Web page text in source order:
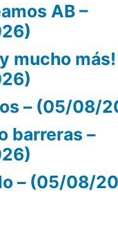
AB –
mucho más!
– (05/08/
barreras –
– (05/08/